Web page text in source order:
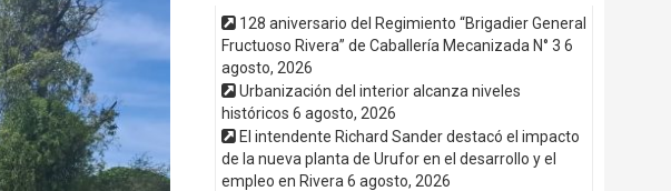
128 aniversario del Regimiento “Brigadier General
Fructuoso Rivera” de Caballería Mecanizada N° 3 6
agosto, 2026
Urbanización del interior alcanza niveles
históricos 6 agosto, 2026
El intendente Richard Sander destacó el impacto
de la nueva planta de Urufor en el desarrollo y el
empleo en Rivera 6 agosto, 2026